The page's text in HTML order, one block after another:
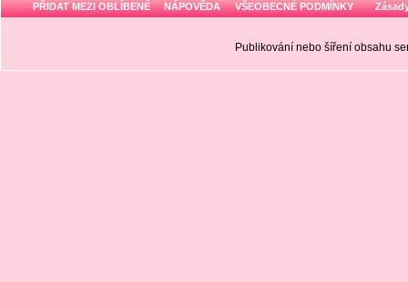
PŘIDAT MEZI OBLÍBENÉ NÁPOVĚDA VŠEOBECNÉ PODMÍNKY
Publikování nebo šíření obsahu